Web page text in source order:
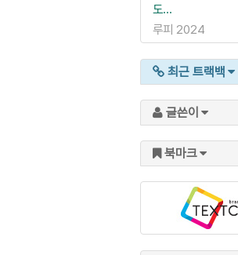
도...
루피 2024
최근 트랙백
글쓴이
북마크